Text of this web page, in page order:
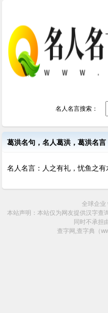
名人名言搜索：
葛洪名句，名人葛洪，葛洪名言
名人名言：人之有礼，忧鱼之
全球企
本站声明：本站仅为网友提供汉字查
同时不承担
查字网,查字典（